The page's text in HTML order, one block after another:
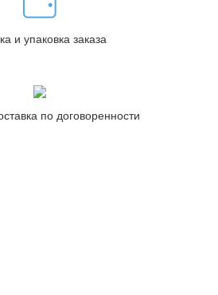
и упаковка заказа
по договоренности